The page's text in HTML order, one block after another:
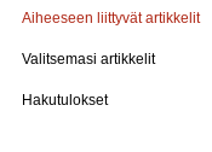
Aiheeseen liittyvät artikkelit
Valitsemasi artikkelit
Hakutulokset